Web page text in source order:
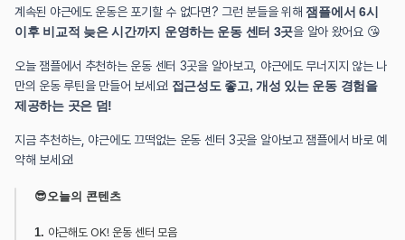
계속된 야근에도 운동은 포기할 수 없다면? 그런 분들을 위해 잼플에서 6시
이후 비교적 늦은 시간까지 운영하는 운동 센터 3곳을 알아 왔어요 😘
오늘 잼플에서 추천하는 운동 센터 3곳을 알아보고, 야근에도 무너지지 않는 나
만의 운동 루틴을 만들어 보세요! 접근성도 좋고, 개성 있는 운동 경험을
제공하는 곳은 덤!
지금 추천하는, 야근에도 끄떡없는 운동 센터 3곳을 알아보고 잼플에서 바로 예
약해 보세요!
😎오늘의 콘텐츠
1. 야근해도 OK! 운동 센터 모음